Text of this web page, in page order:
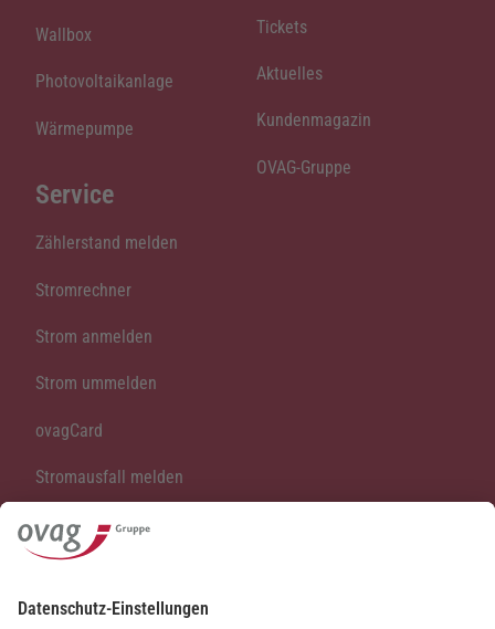
Wallbox
Photovoltaikanlage
Wärmepumpe
Service
Zählerstand melden
Stromrechner
Strom anmelden
Strom ummelden
ovagCard
Stromausfall melden
Vertrag kündigen
Kontakt
Tickets
Aktuelles
Kundenmagazin
OVAG-Gruppe